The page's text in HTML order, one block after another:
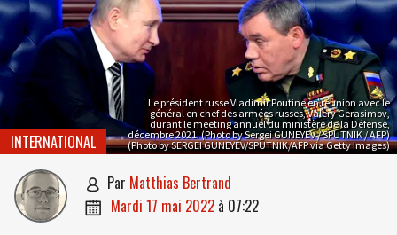
Le président russe Vladimir Poutine en réunion avec le
général en chef des armées russes, Valery Gerasimov,
durant le meeting annuel du ministère de la Défense,
décembre 2021. (Photo by Sergei GUNEYEV / SPUTNIK / AFP)
(Photo by SERGEI GUNEYEV/SPUTNIK/AFP via Getty Images)
INTERNATIONAL
 par Matthias Bertrand
 mardi 17 mai 2022 à 07:22